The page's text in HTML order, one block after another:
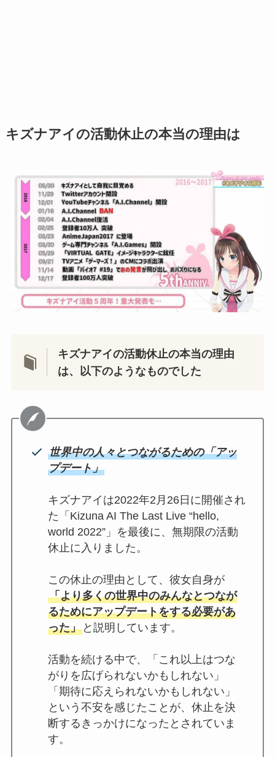
キズナアイの活動休止の本当の理由は
キズナアイの活動休止の本当の理由
は、以下のようなものでした
世界中の人々とつながるための「アッ
プデート」
キズナアイは2022年2月26日に開催され
た「Kizuna AI The Last Live “hello,
world 2022”」を最後に、無期限の活動
休止に入りました。
この休止の理由として、彼女自身が
「より多くの世界中のみんなとつなが
るためにアップデートをする必要があ
った」 と説明しています。
活動を続ける中で、「これ以上はつな
がりを広げられないかもしれない」
「期待に応えられないかもしれない」
という不安を感じたことが、休止を決
断するきっかけになったとされていま
す。